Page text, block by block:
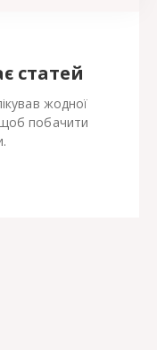
статей
жодної
щоб побачити